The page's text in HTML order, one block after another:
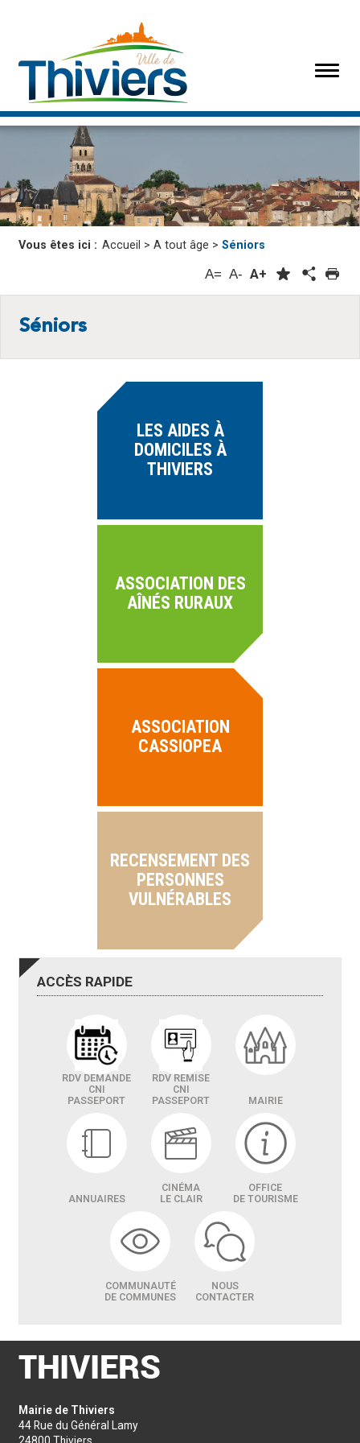
Vous êtes ici : Accueil > A tout âge > Séniors
A= A- A+
Séniors
LES AIDES À
DOMICILES À
THIVIERS
ASSOCIATION DES
AÎNÉS RURAUX
ASSOCIATION
CASSIOPEA
RECENSEMENT DES
PERSONNES
VULNÉRABLES
ACCÈS RAPIDE
RDV DEMANDE
CNI
PASSEPORT
RDV REMISE
CNI
PASSEPORT
MAIRIE
ANNUAIRES
CINÉMA
LE CLAIR
OFFICE
DE TOURISME
COMMUNAUTÉ
DE COMMUNES
NOUS
CONTACTER
Mairie de Thiviers
44 Rue du Général Lamy